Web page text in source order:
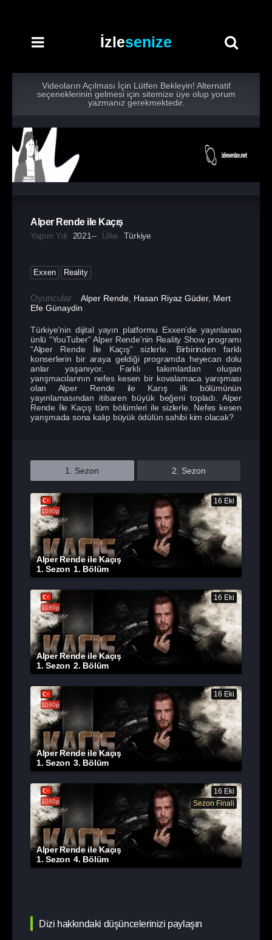
İzlesenize
Videoların Açılması İçin Lütfen Bekleyin! Alternatif
seçeneklerinin gelmesi için sitemize üye olup yorum
yazmanız gerekmektedir.
Alper Rende ile Kaçış
Yapım Yılı 2021– Ülke Türkiye
Exxen Reality
Oyuncular Alper Rende Hasan Riyaz Güder, Mert
Efe Günaydin
Türkiye'nin dijital yayın platformu Exxen’de yayınlanan
ünlü “YouTuber” Alper Rende’nin Reality Show programı
“Alper Rende İle Kaçış” sizlerle. Birbirinden farklı
konserlerin bir araya geldiği programda heyecan dolu
anlar yaşanıyor. Farklı takımlardan oluşan
yarışmacılarının nefes kesen bir kovalamaca yarışması
olan Alper Rende ile Karış ilk bölümünün
yayınlamasından itibaren büyük beğeni topladı. Alper
Rende İle Kaçış tüm bölümleri ile sizlerle. Nefes kesen
yarışmada sona kalıp büyük ödülün sahibi kim olacak?
1. Sezon 2. Sezon
1080p
16 Eki
Alper Rende ile Kaçış
1. Sezon 1. Bölüm
1080p
16 Eki
Alper Rende ile Kaçış
1. Sezon 2. Bölüm
1080p
16 Eki
Alper Rende ile Kaçış
1. Sezon 3. Bölüm
1080p Sezon Finali
16 Eki
Alper Rende ile Kaçış
1. Sezon 4. Bölüm
Dizi hakkındaki düşüncelerinizi paylaşın